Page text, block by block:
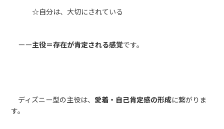
☆自分は、大切にされている
ーー主役＝存在が肯定される感覚です。
ディズニー型の主役は、 愛着・自己肯定感の形成に繋がりま
す。